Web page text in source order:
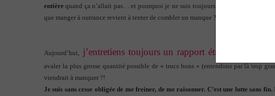
entière quand ça n’allait pas… et pourquoi je ne suis toujours pas débarrassée de
que manger à outrance revient à tenter de combler un manque ? Le manque
Aujourd’hui, j’entretiens toujours un rapport étrange avec la
avaler la plus grosse quantité possible de « trucs bons » (entendons par là trop
viendrait à manquer ?!
Je suis sans cesse obligée de me freiner, de me raisonner. C’est une lutte sans fin.